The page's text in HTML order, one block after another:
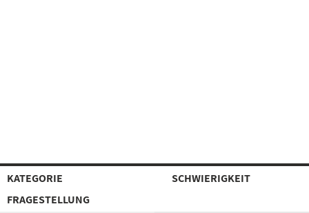
KATEGORIE
SCHWIERIGKEIT
FRAGESTELLUNG